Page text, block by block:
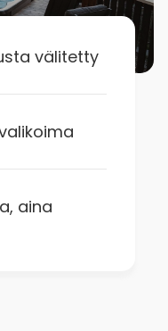
välitetty
aina